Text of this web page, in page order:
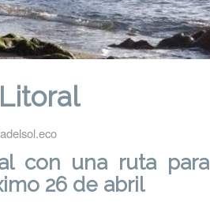
con una ruta para
26 de abril